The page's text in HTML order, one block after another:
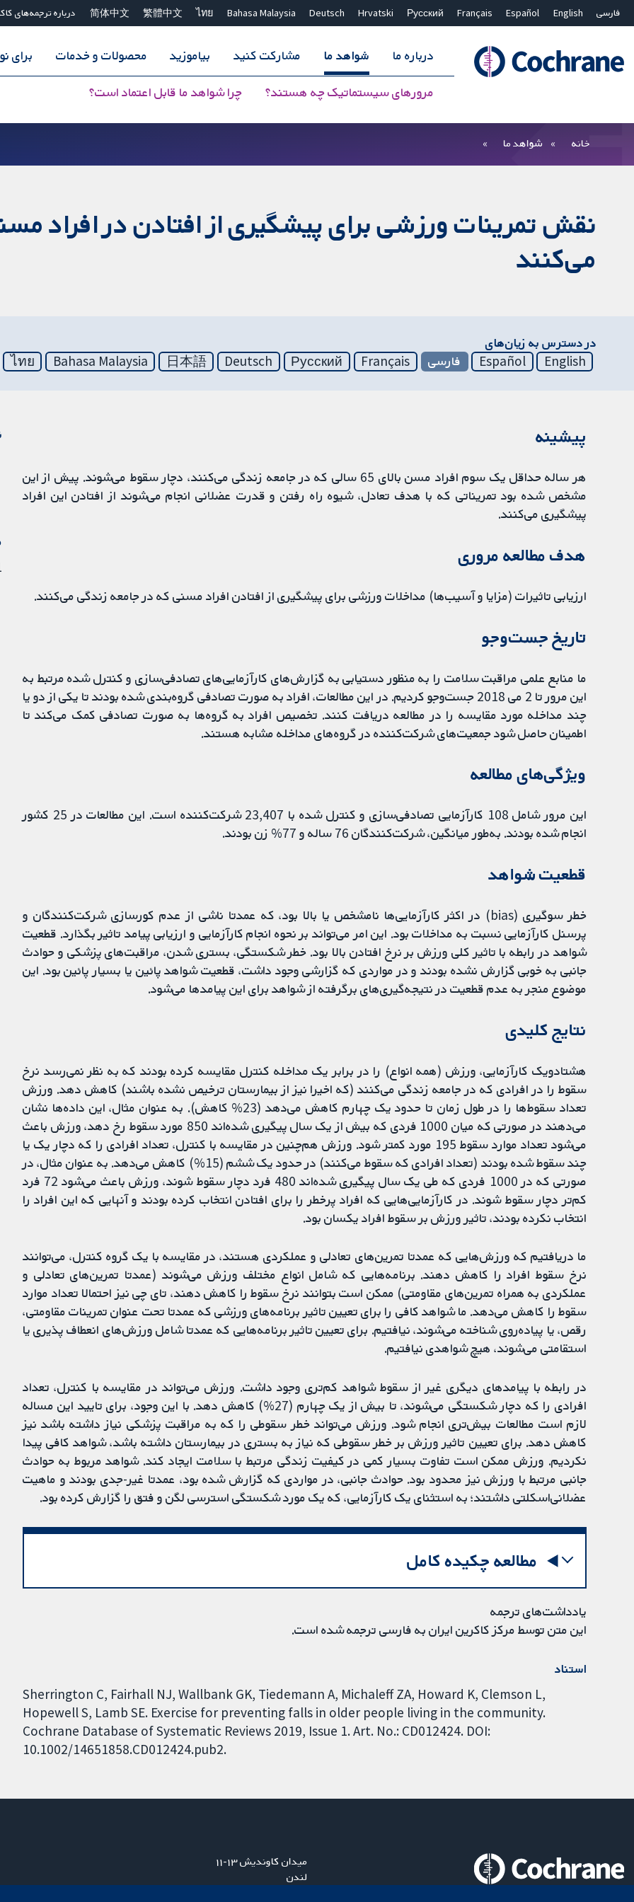
فارسی English
Español
Français
Русский
Hrvatski
Deutsch
Bahasa Malaysia
ไทย
繁體中文
简体中文 درباره ترجمه‌های
درباره ما شواهد ما
مرورهای سیستماتیک چه هستند؟ چرا شواهد ما قابل اعتماد است؟
مشارکت کنید بیاموزید محصولات و خدمات برای
بستن جستجو ✖
خانه شواهد ما
نقش تمرینات ورزشی برای پیشگیری از افتادن در افراد
می‌کنند
در دسترس به زیان‌های
English
Español فارسی Français
Русский
Deutsch
日本語
Bahasa Malaysia
ไทย
پیشینه
هر ساله حداقل یک سوم افراد مسن بالای 65 سالی که در جامعه زندگی می‌کنند، دچار سقوط می‌شوند. پیش از این
مشخص شده بود تمریناتی که با هدف تعادل، شیوه راه رفتن و قدرت عضلانی انجام می‌شوند از افتادن این افراد
پیشگیری می‌کنند.
هدف مطالعه مروری
ارزیابی تاثیرات (مزایا و آسیب‌ها) مداخلات ورزشی برای پیشگیری از افتادن افراد مسنی که در جامعه زندگی می‌کنند.
تاریخ جست‌وجو
ما منابع علمی مراقبت سلامت را به منظور دستیابی به گزارش‌های کارآزمایی‌های تصادفی‌سازی و کنترل شده مرتبط به
این مرور تا 2 می 2018 جست‌وجو کردیم. در این مطالعات، افراد به صورت تصادفی گروه‌بندی شده بودند تا یکی از دو یا
چند مداخله مورد مقایسه را در مطالعه دریافت کنند. تخصیص افراد به گروه‌ها به صورت تصادفی کمک می‌کند تا
اطمینان حاصل شود جمعیت‌های شرکت‌کننده در گروه‌های مداخله مشابه هستند.
ویژگی‌های مطالعه
این مرور شامل 108 کارآزمایی تصادفی‌سازی و کنترل شده با 23,407 شرکت‌کننده است. این مطالعات در 25 کشور
انجام شده بودند. به‌طور میانگین، شرکت‌کنندگان 76 ساله و 77% زن بودند.
قطعیت شواهد
خطر سوگیری (bias) در اکثر کارآزمایی‌ها نامشخص یا بالا بود، که عمدتا ناشی از عدم کورسازی شرکت‌کنندگان و
پرسنل کارآزمایی نسبت به مداخلات بود. این امر می‌تواند بر نحوه انجام کارآزمایی و ارزیابی پیامد تاثیر بگذارد. قطعیت
شواهد در رابطه با تاثیر کلی ورزش بر نرخ افتادن بالا بود. خطر شکستگی، بستری شدن، مراقبت‌های پزشکی و حوادث
جانبی به خوبی گزارش نشده بودند و در مواردی که گزارشی وجود داشت، قطعیت شواهد پائین یا بسیار پائین بود. این
موضوع منجر به عدم قطعیت در نتیجه‌گیری‌های برگرفته از شواهد برای این پیامدها می‌شود.
نتایج کلیدی
هشتادویک کارآزمایی، ورزش (همه انواع) را در برابر یک مداخله کنترل مقایسه کرده بودند که به نظر نمی‌رسد نرخ
سقوط را در افرادی که در جامعه زندگی می‌کنند (که اخیرا نیز از بیمارستان ترخیص نشده باشند) کاهش دهد. ورزش
تعداد سقوط‌ها را در طول زمان تا حدود یک چهارم کاهش می‌دهد (23% کاهش). به عنوان مثال، این داده‌ها نشان
می‌دهند در صورتی که میان 1000 فردی که بیش از یک سال پیگیری شده‌اند 850 مورد سقوط رخ دهد، ورزش باعث
می‌شود تعداد موارد سقوط 195 مورد کمتر شود. ورزش هم‌چنین در مقایسه با کنترل، تعداد افرادی را که دچار یک یا
چند سقوط شده بودند (تعداد افرادی که سقوط می‌کنند) در حدود یک ششم (15%) کاهش می‌دهد. به عنوان مثال، در
صورتی که در 1000 فردی که طی یک سال پیگیری شده‌اند 480 فرد دچار سقوط شوند، ورزش باعث می‌شود 72 فرد
کم‌تر دچار سقوط شوند. در کارآزمایی‌هایی که افراد پرخطر را برای افتادن انتخاب کرده بودند و آنهایی که این افراد را
انتخاب نکرده بودند، تاثیر ورزش بر سقوط افراد یکسان بود.
ما دریافتیم که ورزش‌هایی که عمدتا تمرین‌های تعادلی و عملکردی هستند، در مقایسه با یک گروه کنترل، می‌توانند
نرخ سقوط افراد را کاهش دهند. برنامه‌هایی که شامل انواع مختلف ورزش می‌شوند (عمدتا تمرین‌های تعادلی و
عملکردی به همراه تمرین‌های مقاومتی) ممکن است بتوانند نرخ سقوط را کاهش دهند، تای چی نیز احتمالا تعداد موارد
سقوط را کاهش می‌دهد. ما شواهد کافی را برای تعیین تاثیر برنامه‌های ورزشی که عمدتا تحت عنوان تمرینات مقاومتی،
رقص، یا پیاده‌روی شناخته می‌شوند، نیافتیم. برای تعیین تاثیر برنامه‌هایی که عمدتا شامل ورزش‌های انعطاف پذیری یا
استقامتی می‌شوند، هیچ شواهدی نیافتیم.
در رابطه با پیامدهای دیگری غیر از سقوط شواهد کم‌تری وجود داشت. ورزش می‌تواند در مقایسه با کنترل، تعداد
افرادی را که دچار شکستگی می‌شوند، تا بیش از یک چهارم (27%) کاهش دهد. با این وجود، برای تایید این مساله
لازم است مطالعات بیش‌تری انجام شود. ورزش می‌تواند خطر سقوطی را که به مراقبت پزشکی نیاز داشته باشد نیز
کاهش دهد. برای تعیین تاثیر ورزش بر خطر سقوطی که نیاز به بستری در بیمارستان داشته باشد، شواهد کافی پیدا
نکردیم. ورزش ممکن است تفاوت بسیار کمی در کیفیت زندگی مرتبط با سلامت ایجاد کند. شواهد مربوط به حوادث
جانبی مرتبط با ورزش نیز محدود بود. حوادث جانبی، در مواردی که گزارش شده بود، عمدتا غیر-جدی بودند و ماهیت
عضلانی‌اسکلتی داشتند؛ به استثنای یک کارآزمایی، که یک مورد شکستگی استرسی لگن و فتق را گزارش کرده بود.
مطالعه چکیده کامل
یادداشت‌های ترجمه
این متن توسط مرکز کاکرین ایران به فارسی ترجمه شده است.
استناد
Sherrington C, Fairhall NJ, Wallbank GK, Tiedemann A, Michaleff ZA, Howard K, Clemson L,
Hopewell S, Lamb SE. Exercise for preventing falls in older people living in the community.
Cochrane Database of Systematic Reviews 2019, Issue 1. Art. No.: CD012424. DOI:
10.1002/14651858.CD012424.pub2.
میدان کاوندیش ۱۳-۱۱
لندن